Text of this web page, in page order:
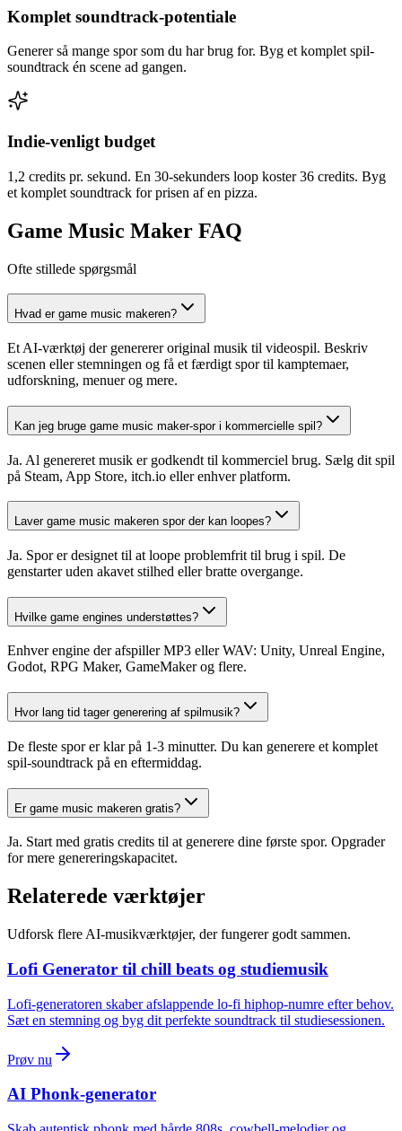
Komplet soundtrack-potentiale
Generer så mange spor som du har brug for. Byg et komplet spil-
soundtrack én scene ad gangen.
Indie-venligt budget
1,2 credits pr. sekund. En 30-sekunders loop koster 36 credits. Byg
et komplet soundtrack for prisen af en pizza.
Game Music Maker FAQ
Ofte stillede spørgsmål
Hvad er game music makeren?
Et AI-værktøj der genererer original musik til videospil. Beskriv
scenen eller stemningen og få et færdigt spor til kamptemaer,
udforskning, menuer og mere.
Kan jeg bruge game music maker-spor i kommercielle spil?
Ja. Al genereret musik er godkendt til kommerciel brug. Sælg dit spil
på Steam, App Store, itch.io eller enhver platform.
Laver game music makeren spor der kan loopes?
Ja. Spor er designet til at loope problemfrit til brug i spil. De
genstarter uden akavet stilhed eller bratte overgange.
Hvilke game engines understøttes?
Enhver engine der afspiller MP3 eller WAV: Unity, Unreal Engine,
Godot, RPG Maker, GameMaker og flere.
Hvor lang tid tager generering af spilmusik?
De fleste spor er klar på 1-3 minutter. Du kan generere et komplet
spil-soundtrack på en eftermiddag.
Er game music makeren gratis?
Ja. Start med gratis credits til at generere dine første spor. Opgrader
for mere genereringskapacitet.
Relaterede værktøjer
Udforsk flere AI-musikværktøjer, der fungerer godt sammen.
Lofi Generator til chill beats og studiemusik
Lofi-generatoren skaber afslappende lo-fi hiphop-numre efter behov.
Sæt en stemning og byg dit perfekte soundtrack til studiesessionen.
Prøv nu
AI Phonk-generator